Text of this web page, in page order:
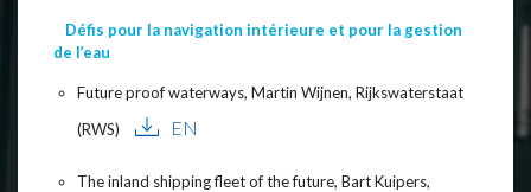
Défis pour la navigation intérieure et pour la gestion
de l’eau
Future proof waterways, Martin Wijnen, Rijkswaterstaat
(RWS)
EN
The inland shipping fleet of the future, Bart Kuipers,